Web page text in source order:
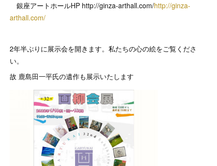
銀座アートホールHP http://ginza-arthall.com/http://ginza-
arthall.com/
2年半ぶりに展示会を開きます。私たちの心の絵をご覧くださ
い。
故 鹿島田一平氏の遺作も展示いたします